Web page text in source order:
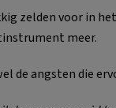
zelden voor in
meer.
de angsten die